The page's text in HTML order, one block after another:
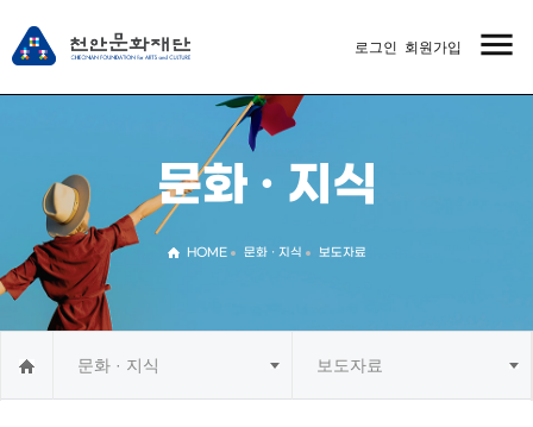
menu
로그인 회원가입
문화 · 지식
HOME 문화 · 지식 보도자료
문화 · 지식 보도자료